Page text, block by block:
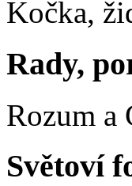
Kočka,
Rady,
Rozum a
Světoví